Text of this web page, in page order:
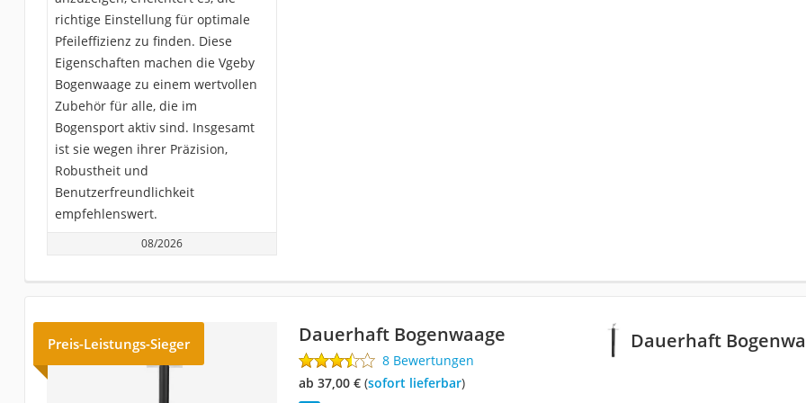
richtige Einstellung für optimale
Pfeileffizienz zu finden. Diese
Eigenschaften machen die Vgeby
Bogenwaage zu einem wertvollen
Zubehör für alle, die im
Bogensport aktiv sind. Insgesamt
ist sie wegen ihrer Präzision,
Robustheit und
Benutzerfreundlichkeit
empfehlenswert.
08/2026
Dauerhaft
Preis-Leistungs-Sieger Dauerhaft Bogenwaage
8 Bewertungen
ab 37,00 €( Sofort lieferbar)